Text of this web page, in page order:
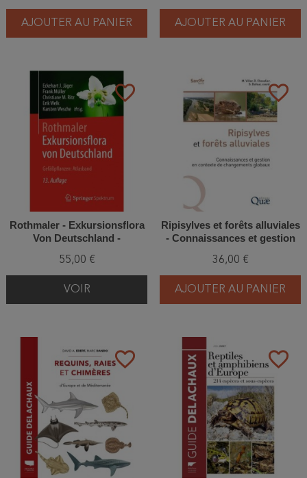
AJOUTER AU PANIER AJOUTER AU PANIER
favorite_border
Rothmaler - Exkursionsflora
Von Deutschland -
55,00 €
VOIR
favorite_border
Ripisylves et forêts alluviales
- Connaissances et gestion
globaux
36,00 €
AJOUTER AU PANIER
favorite_border favorite_border